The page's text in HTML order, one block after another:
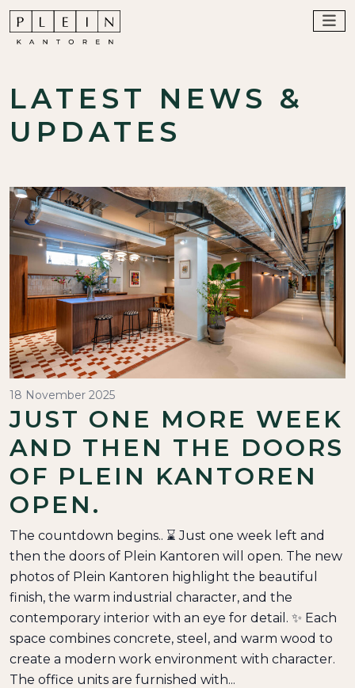
LATEST NEWS &
UPDATES
18 November 2025
JUST ONE MORE WEEK
AND THEN THE DOORS
OF PLEIN KANTOREN
OPEN.
The countdown begins.. ⌛️ Just one week left and
then the doors of Plein Kantoren will open. The new
photos of Plein Kantoren highlight the beautiful
finish, the warm industrial character, and the
contemporary interior with an eye for detail. ✨ Each
space combines concrete, steel, and warm wood to
create a modern work environment with character.
The office units are furnished with...